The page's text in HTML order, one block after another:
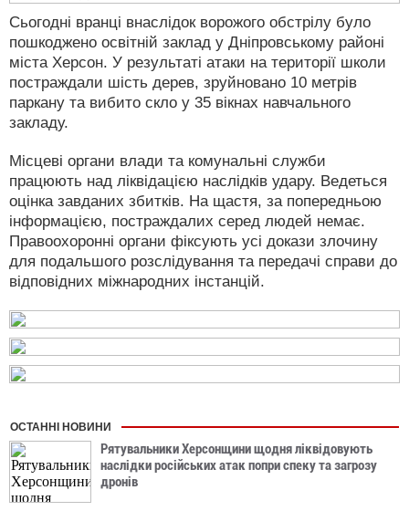
Сьогодні вранці внаслідок ворожого обстрілу було
пошкоджено освітній заклад у Дніпровському районі
міста Херсон. У результаті атаки на території школи
постраждали шість дерев, зруйновано 10 метрів
паркану та вибито скло у 35 вікнах навчального
закладу.
Місцеві органи влади та комунальні служби
працюють над ліквідацією наслідків удару. Ведеться
оцінка завданих збитків. На щастя, за попередньою
інформацією, постраждалих серед людей немає.
Правоохоронні органи фіксують усі докази злочину
для подальшого розслідування та передачі справи до
відповідних міжнародних інстанцій.
ОСТАННІ НОВИНИ
Рятувальники Херсонщини щодня ліквідовують
наслідки російських атак попри спеку та загрозу
дронів